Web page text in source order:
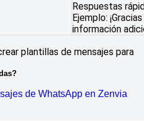
Respuestas
Ejemplo:
información
plantillas de mensajes para
de WhatsApp en Zenvia